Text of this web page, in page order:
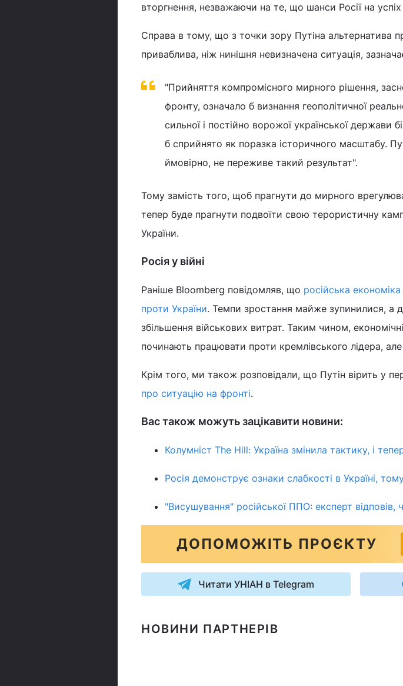
вторгнення, незважаючи на те, що шанси Росії на
Справа в тому, що з точки зору Путіна альтернатива
приваблива, ніж нинішня невизначена ситуація,
"Прийняття компромісного мирного рішення,
фронту, означало б визнання геополітичної
сильної і постійно ворожої української держави
б сприйнято як поразка історичного масштабу.
ймовірно, не переживе такий результат".
Тому замість того, щоб прагнути до мирного
тепер буде прагнути подвоїти свою терористичну
України.
Росія у війні
Раніше Bloomberg повідомляв, що російська
проти України. Темпи зростання майже зупинилися, а
збільшення військових витрат. Таким чином,
починають працювати проти кремлівського лідера,
Крім того, ми також розповідали, що Путін вірить у
про ситуацію на фронті.
Вас також можуть зацікавити новини:
Колумніст The Hill: Україна змінила тактику, і
Росія демонструє ознаки слабкості в Україні,
"Висушування" російської ППО: експерт відповів,
ДОПОМОЖІТЬ ПРОЄКТУ
Читати УНІАН в Telegram
НОВИНИ ПАРТНЕРІВ